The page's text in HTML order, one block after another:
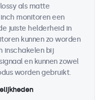
als matte
monitoren een
juiste helderheid in
kunnen zo worden
inschakelen bij
en kunnen zowel
worden gebruikt.